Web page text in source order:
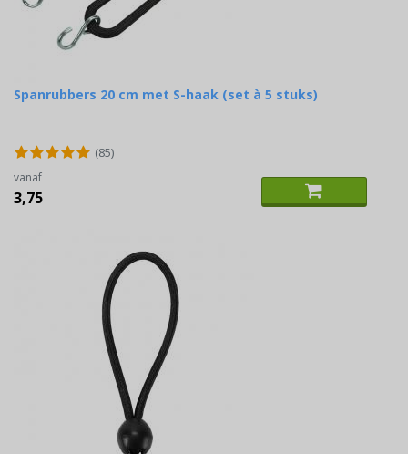
Spanrubbers 20 cm met S-haak (set à 5 stuks)
(85)
vanaf
3,75